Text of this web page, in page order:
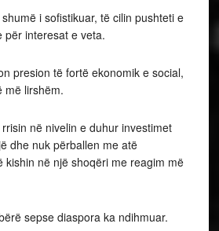
i sofistikuar, të cilin pushteti e
për interesat e veta.
presion të fortë ekonomik e social,
më lirshëm.
në nivelin e duhur investimet
dhe nuk përballen me atë
kishin në një shoqëri me reagim më
sepse diaspora ka ndihmuar.